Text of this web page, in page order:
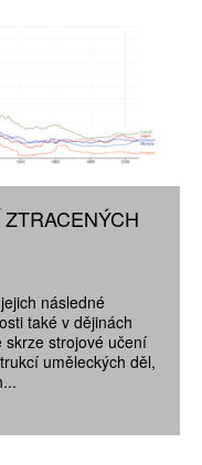
následné
také v dějinách
strojové učení
uměleckých děl,